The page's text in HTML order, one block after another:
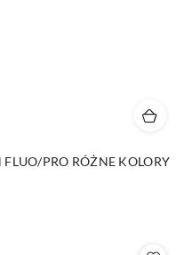
PRO RÓŻNE KOLORY